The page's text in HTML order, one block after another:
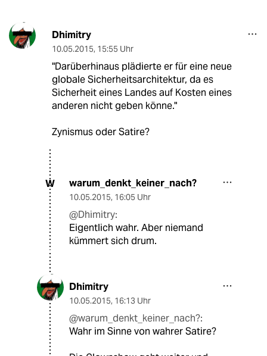
Dhimitry
10.05.2015, 15:55 Uhr
"Darüberhinaus plädierte er für eine neue
globale Sicherheitsarchitektur, da es
Sicherheit eines Landes auf Kosten eines
anderen nicht geben könne."
Zynismus oder Satire?
W warum_denkt_keiner_nach?
10.05.2015, 16:05 Uhr
@Dhimitry:
Eigentlich wahr. Aber niemand
kümmert sich drum.
Dhimitry
10.05.2015, 16:13 Uhr
@warum_denkt_keiner_nach?:
Wahr im Sinne von wahrer Satire?